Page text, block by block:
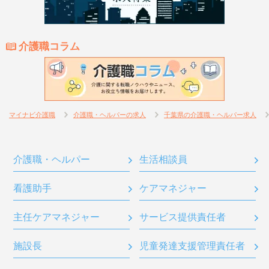
介護職コラム
マイナビ介護職 介護職・ヘルパーの求人 千葉県の介護職・ヘルパー求人
介護職・ヘルパー 生活相談員
看護助手 ケアマネジャー
主任ケアマネジャー サービス提供責任者
施設長 児童発達支援管理責任者